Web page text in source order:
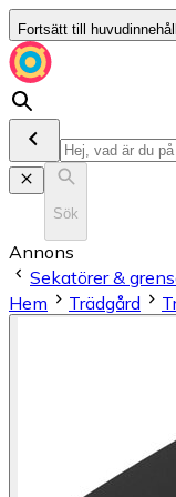
Fortsätt till huvudinnehåll
Sök
Annons
Sekatörer &
Hem
Trädgård